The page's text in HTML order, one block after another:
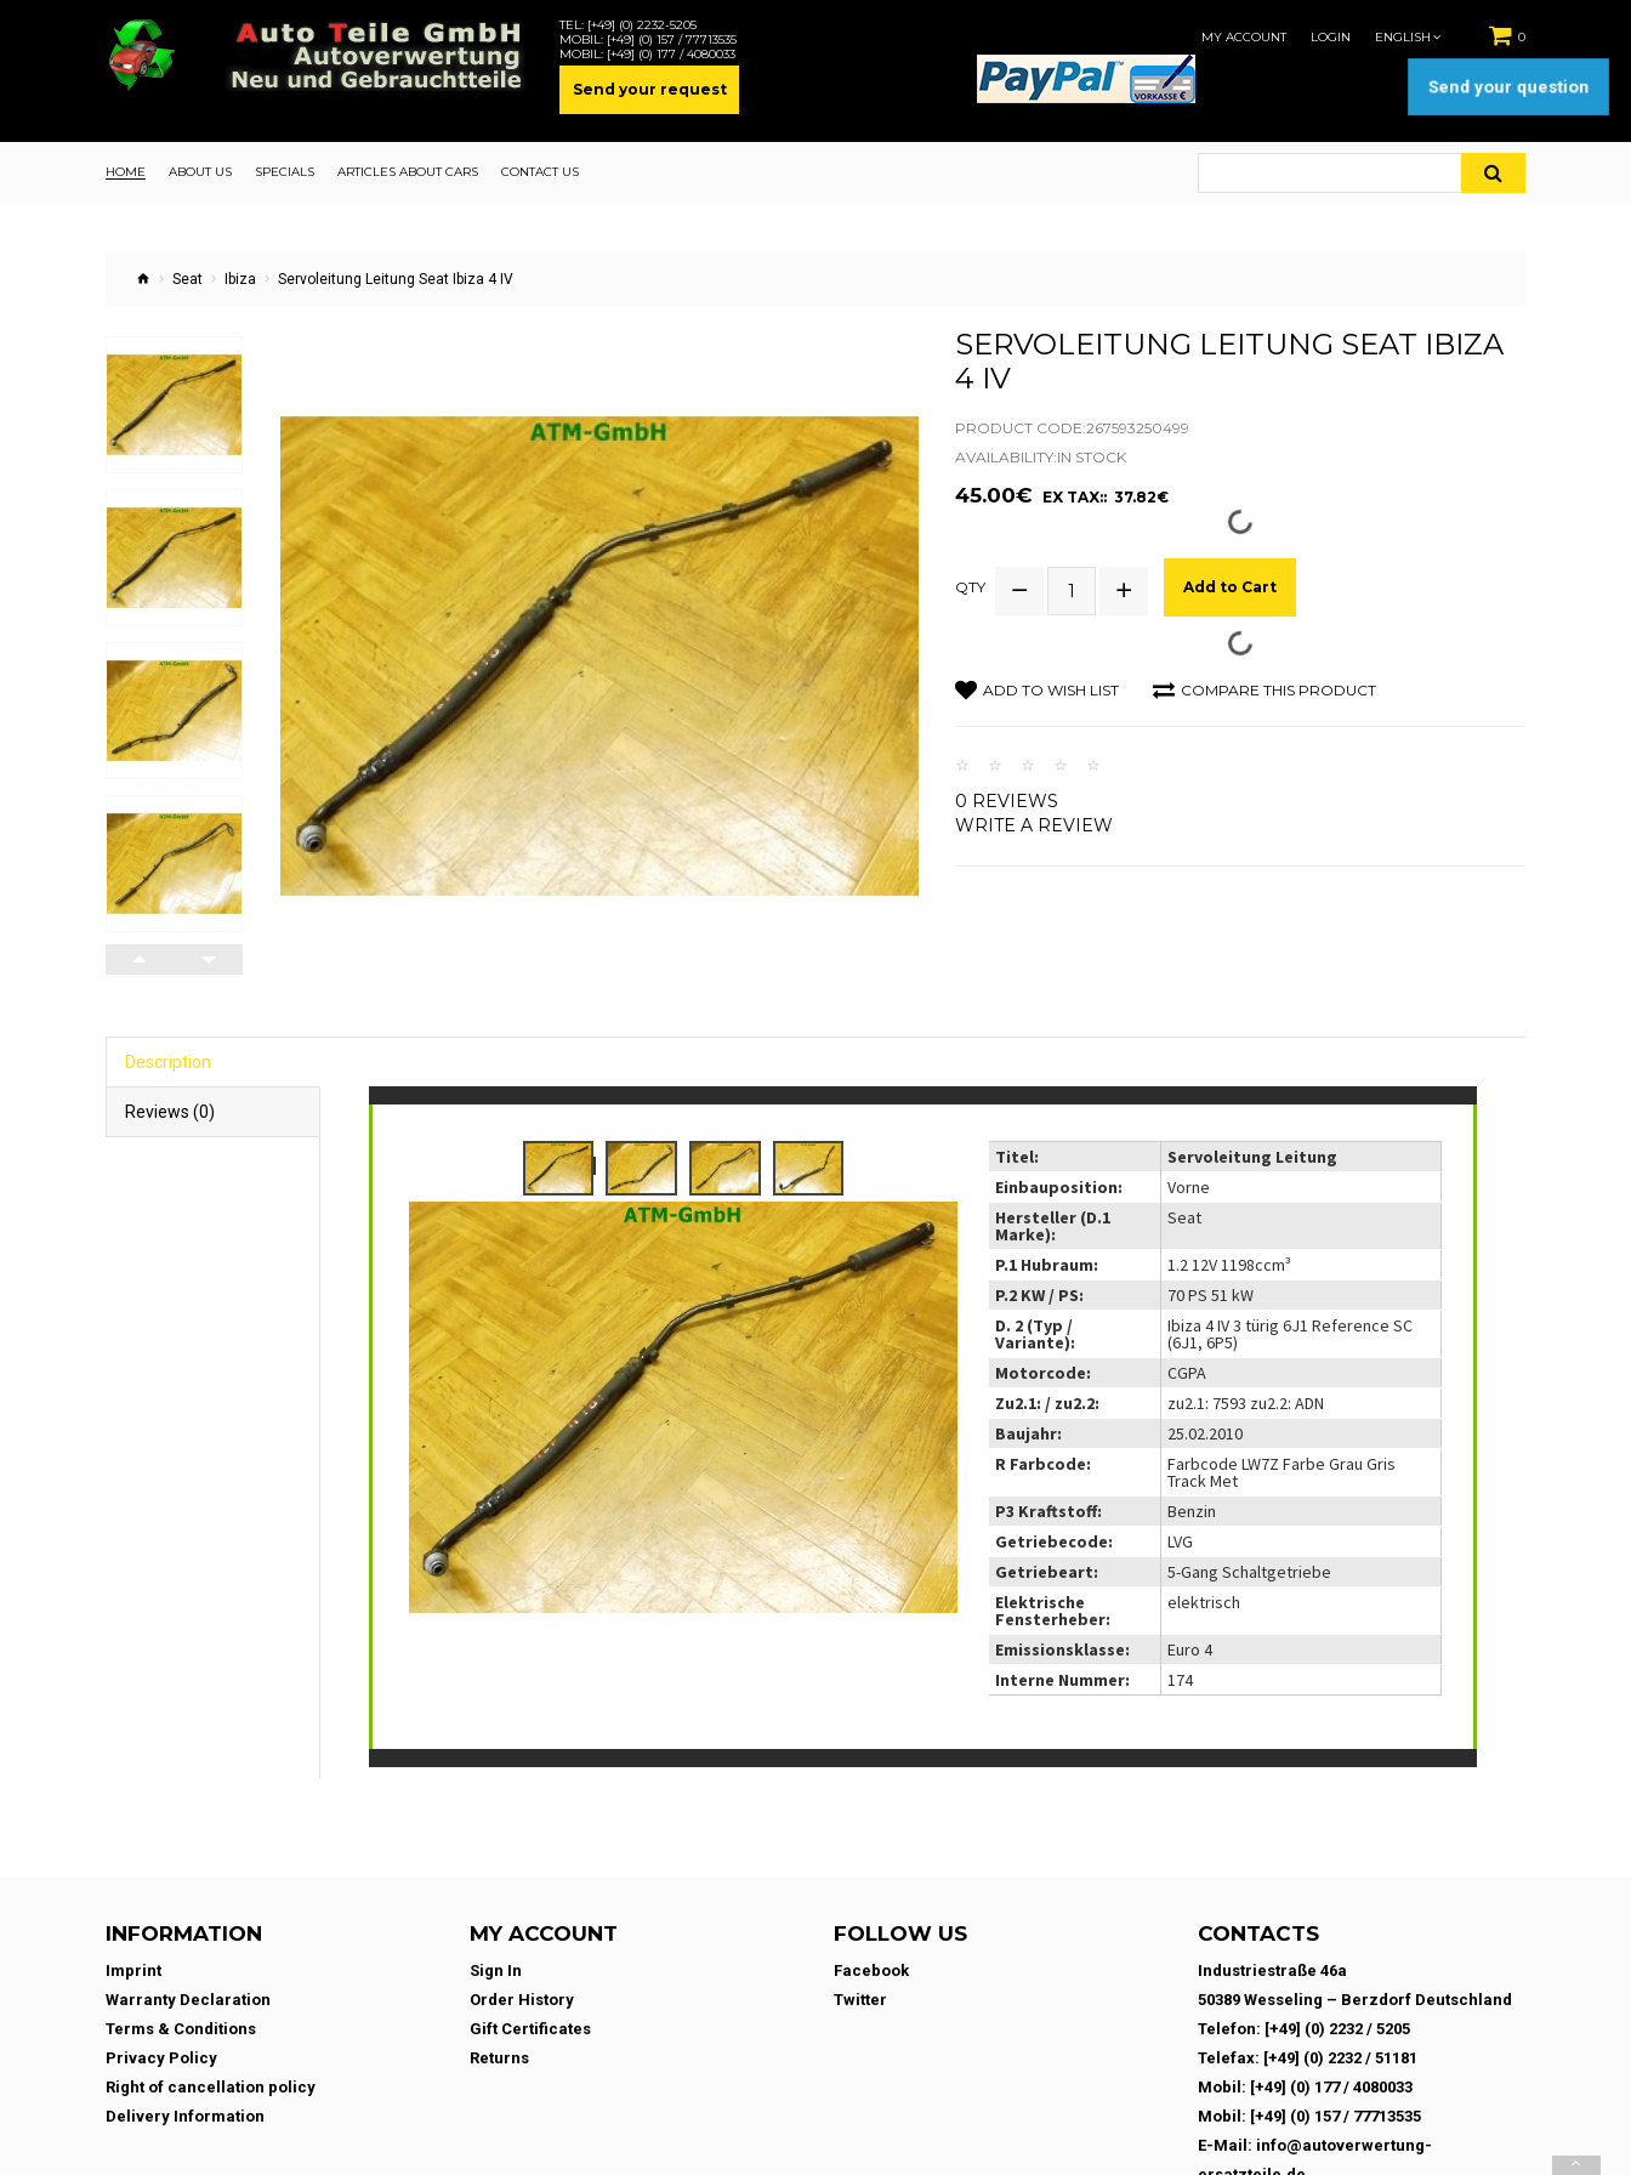
TEL: [+49] (0) 2232-5205
MOBIL: [+49] (0) 157 / 77713535
MOBIL: [+49] (0) 177 / 4080033
Send your request
0
MY ACCOUNT LOGIN ENGLISH
HOME ABOUT US SPECIALS ARTICLES ABOUT CARS CONTACT US
Seat Ibiza Servoleitung Leitung Seat Ibiza 4 IV
SERVOLEITUNG LEITUNG SEAT IBIZA
4 IV
PRODUCT CODE:267593250499
AVAILABILITY:IN STOCK
45.00€ EX TAX:: 37.82€
QTY Add to Cart
ADD TO WISH LIST COMPARE THIS PRODUCT
0 REVIEWS
WRITE A REVIEW
Description
Reviews (0)
Titel:
Servoleitung Leitung
Einbauposition:
Vorne
Hersteller (D.1
Marke):
Seat
P.1 Hubraum:
1.2 12V 1198ccm³
P.2 KW / PS:
70 PS 51 kW
D. 2 (Typ /
Variante):
Ibiza 4 IV 3 türig 6J1 Reference SC
(6J1, 6P5)
Motorcode:
CGPA
Zu2.1: / zu2.2:
zu2.1: 7593 zu2.2: ADN
Baujahr:
25.02.2010
R Farbcode:
Farbcode LW7Z Farbe Grau Gris
Track Met
P3 Kraftstoff:
Benzin
Getriebecode:
LVG
Getriebeart:
5-Gang Schaltgetriebe
Elektrische
Fensterheber:
elektrisch
Emissionsklasse:
Euro 4
Interne Nummer:
174
INFORMATION
Imprint
Warranty Declaration
Terms & Conditions
Privacy Policy
Right of cancellation policy
Delivery Information
MY ACCOUNT
Sign In
Order History
Gift Certificates
Returns
FOLLOW US
Facebook
Twitter
CONTACTS
Industriestraße 46a
50389 Wesseling – Berzdorf Deutschland
Telefon: [+49] (0) 2232 / 5205
Telefax: [+49] (0) 2232 / 51181
Mobil: [+49] (0) 177 / 4080033
Mobil: [+49] (0) 157 / 77713535
E-Mail: info@autoverwertung-
Send your question